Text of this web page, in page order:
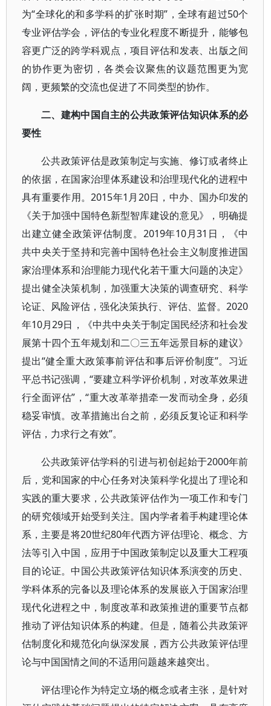
为“全球化的和多学科的扩张时期”，全球有超过50个
专业评估学会，评估的专业化程度不断提升，能够包
容更广泛的跨学科观点，项目评估和发表、出版之间
的协作更为密切，各类会议聚焦的议题范围更为宽
阔，更频繁的交流也促进了不同类型的协作。
二、建构中国自主的公共政策评估知识体系的必
要性
公共政策评估是政策制定与实施、修订或者终止
的依据，在国家治理体系建设和治理现代化的进程中
具有重要作用。2015年1月20日，中办、国办印发的
《关于加强中国特色新型智库建设的意见》，明确提
出建立健全政策评估制度。2019年10月31日，《中
共中央关于坚持和完善中国特色社会主义制度推进国
家治理体系和治理能力现代化若干重大问题的决定》
提出健全决策机制，加强重大决策的调查研究、科学
论证、风险评估，强化决策执行、评估、监督。2020
年10月29日，《中共中央关于制定国民经济和社会发
展第十四个五年规划和二〇三五年远景目标的建议》
提出“健全重大政策事前评估和事后评价制度”。习近
平总书记强调，“要建立科学评价机制，对改革效果进
行全面评估”，“重大改革举措牵一发而动全身，必须
稳妥审慎。改革措施出台之前，必须反复论证和科学
评估，力求行之有效”。
公共政策评估学科的引进与初创起始于2000年前
后，党和国家的中心任务对决策科学化提出了理论和
实践的重大要求，公共政策评估作为一项工作和专门
的研究领域开始受到关注。国内学者着手构建理论体
系，主要是将20世纪80年代西方评估理论、概念、方
法等引入中国，应用于中国政策制定以及重大工程项
目的论证。中国公共政策评估知识体系演变的历史、
学科体系的完备以及理论体系的发展嵌入于国家治理
现代化进程之中，制度改革和政策推进的重要节点都
推动了评估知识体系的构建。但是，随着公共政策评
估制度化和规范化向纵深发展，西方公共政策评估理
论与中国国情之间的不适用问题越来越突出。
评估理论作为特定立场的概念或者主张，是针对